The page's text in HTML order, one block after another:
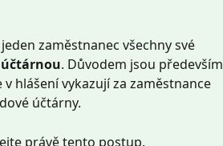
zaměstnanec všechny své
. Důvodem jsou především
hlášení vykazují za zaměstnance
účtárny.
právě tento postup.